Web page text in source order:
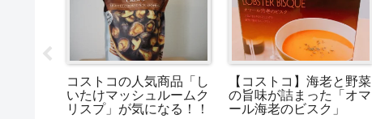
コストコの人気商品「し
いたけマッシュルームク
リスプ」が気になる！！
【コストコ】海老と野菜
の旨味が詰まった「オマ
ール海老のビスク」